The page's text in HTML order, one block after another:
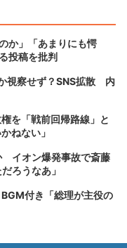
か」「あまりにも愕
投稿を批判
視察せず？SNS拡散 内
を「戦前回帰路線」と
ねない」
イオン爆発事故で斎藤
ろうなあ」
付き「総理が主役の